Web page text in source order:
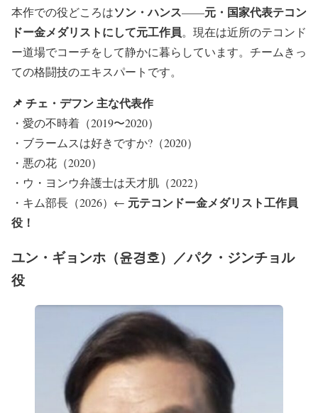
本作での役どころはソン・ハンス——元・国家代表テコン
ドー金メダリストにして元工作員。現在は近所のテコンド
ー道場でコーチをして静かに暮らしています。チームきっ
ての格闘技のエキスパートです。
📌 チェ・デフン 主な代表作
・愛の不時着（2019〜2020）
・ブラームスは好きですか?（2020）
・悪の花（2020）
・ウ・ヨンウ弁護士は天才肌（2022）
・キム部長（2026）← 元テコンドー金メダリスト工作員
役！
ユン・ギョンホ（윤경호）／パク・ジンチョル
役